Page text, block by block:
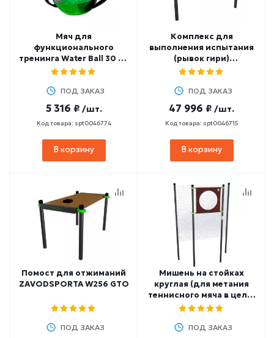
Мяч для
функционального
тренинга Water Ball 30 см
PROFI-FIT
ПОД ЗАКАЗ
5 316 ₽ /шт.
Код товара: spt0046774
В корзину
Комплекс для
выполнения испытания
(рывок гири)
ZAVODSPORTA W257 GTO
ПОД ЗАКАЗ
47 996 ₽ /шт.
Код товара: spt0046715
В корзину
Помост для отжиманий
ZAVODSPORTA W256 GTO
ПОД ЗАКАЗ
Мишень на стойках
круглая (для метания
теннисного мяча в цель)
d=90 см ZAVODSPORTA
ПОД ЗАКАЗ